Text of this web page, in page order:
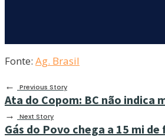
Fonte: Ag. Brasil
←
Previous Story
Ata do Copom: BC não indica
→ Next Story
Gás do Povo chega a 15 mi